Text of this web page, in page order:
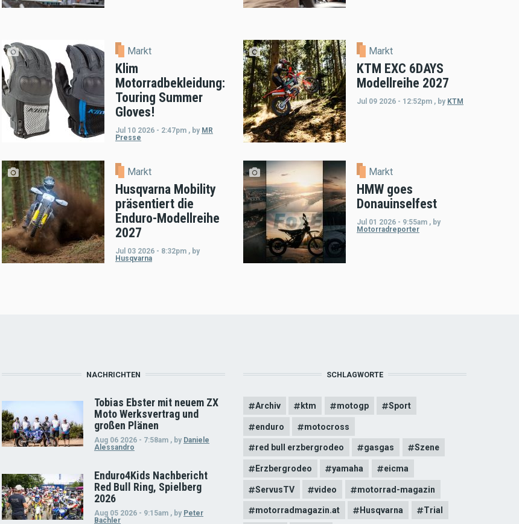
Markt
Klim
Motorradbekleidung:
Touring Summer
Gloves!
Jul 10 2026 - 2:47pm , by MR
Presse
Markt
KTM EXC 6DAYS
Modellreihe 2027
Jul 09 2026 - 12:52pm , by KTM
Markt
Husqvarna Mobility
präsentiert die
Enduro-Modellreihe
2027
Jul 03 2026 - 8:32pm , by
Husqvarna
Markt
HMW goes
Donauinselfest
Jul 01 2026 - 9:55am , by
Motorradreporter
NACHRICHTEN
Tobias Ebster mit neuem ZX
Moto Werksvertrag und
großen Plänen
Aug 06 2026 - 7:58am , by Daniele
Alessandro
Enduro4Kids Nachbericht
Red Bull Ring, Spielberg
2026
Aug 05 2026 - 9:15am , by Peter
Bachler
SCHLAGWORTE
Archiv ktm motogp Sport
enduro motocross
red bull erzbergrodeo gasgas Szene
Erzbergrodeo yamaha eicma
ServusTV video motorrad-magazin
motorradmagazin.at Husqvarna Trial